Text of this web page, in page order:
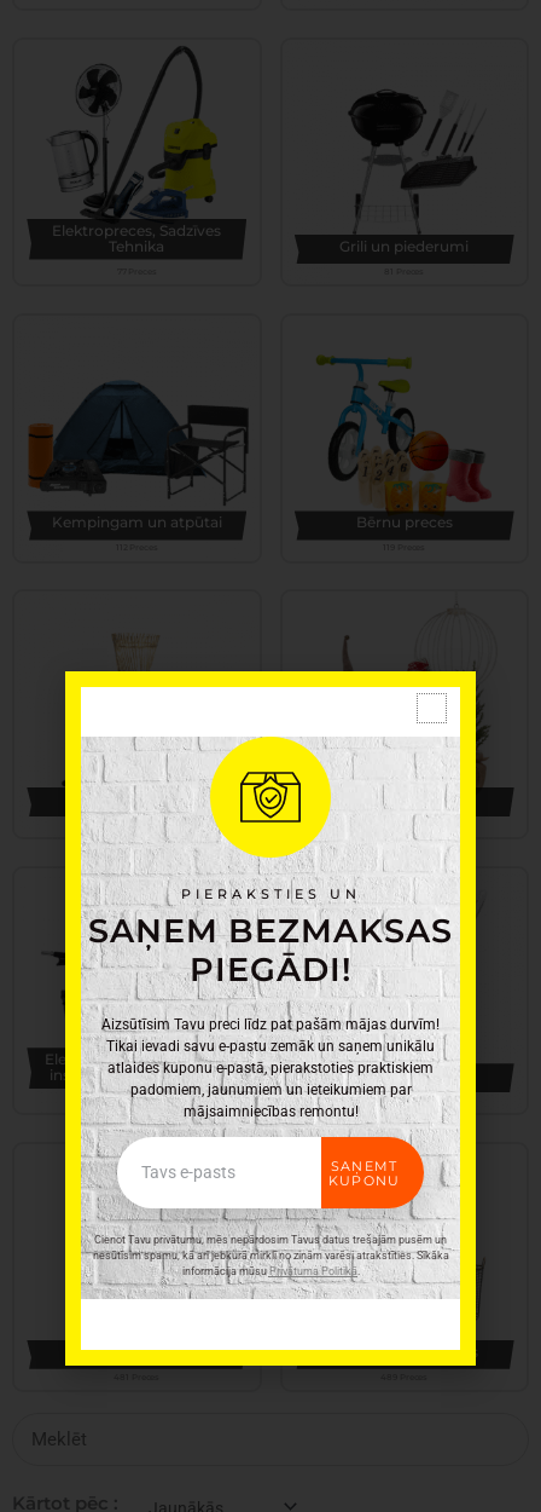
Elektropreces, Sadzīves
Tehnika
Grili un piederumi
Kempingam un atpūtai Bērnu preces
Apgaismojums Ziemassvētki
Elektroinstrumenti, rokas
instrumenti un furnitūra
346 Preces
Virtuves piederumi
331 Preces
Dārza Preces Saimniecības preces
PIERAKSTIES UN
SAŅEM BEZMAKSAS
PIEGĀDI!
Aizsūtīsim Tavu preci līdz pat pašām mājas durvīm!
Tikai ievadi savu e-pastu zemāk un saņem unikālu
atlaides kuponu e-pastā, pierakstoties praktiskiem
padomiem, jaunumiem un ieteikumiem par
mājsaimniecības remontu!
Email
SAŅEMT
KUPONU
Cienot Tavu privātumu, mēs nepārdosim Tavus datus trešajām pusēm un
nesūtīsim spamu, kā arī jebkurā mirklī no ziņām varēsi atrakstīties. Sīkāka
informācija mūsuPrivātuma Politikā.